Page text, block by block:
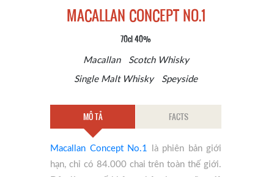
MACALLAN CONCEPT NO.1
70cl 40%
Macallan Scotch Whisky
Single Malt Whisky Speyside
MÔ TẢ FACTS
Macallan Concept No.1 là phiên bản giới
hạn, chỉ có 84.000 chai trên toàn thế giới.